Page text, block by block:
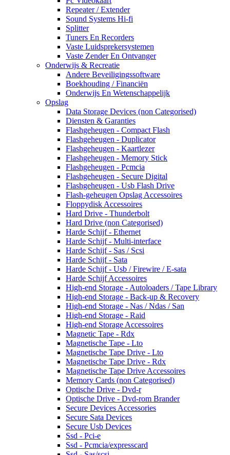
Repeater / Extender
Sound Systems Hi-fi
Splitter
Tuners En Recorders
Vaste Luidsprekersystemen
Vaste Zender En Ontvanger
Onderwijs & Recreatie
Andere Beveiligingssoftware
Boekhouding / Financiën
Onderwijs En Wetenschappelijk
Opslag
Data Storage Devices (non Categorised)
Diensten & Garanties
Flashgeheugen - Compact Flash
Flashgeheugen - Duplicator
Flashgeheugen - Kaartlezer
Flashgeheugen - Memory Stick
Flashgeheugen - Pcmcia
Flashgeheugen - Secure Digital
Flashgeheugen - Usb Flash Drive
Flash-geheugen Opslag Accessoires
Floppydisk Accessoires
Hard Drive - Thunderbolt
Hard Drive (non Categorised)
Harde Schijf - Ethernet
Harde Schijf - Multi-interface
Harde Schijf - Sas / Scsi
Harde Schijf - Sata
Harde Schijf - Usb / Firewire / E-sata
Harde Schijf Accessoires
High-end Storage - Autoloaders / Tape Library
High-end Storage - Back-up & Recovery
High-end Storage - Nas / Ndas / San
High-end Storage - Raid
High-end Storage Accessoires
Magnetic Tape - Rdx
Magnetische Tape - Lto
Magnetische Tape Drive - Lto
Magnetische Tape Drive - Rdx
Magnetische Tape Drive Accessoires
Memory Cards (non Categorised)
Optische Drive - Dvd-r
Optische Drive - Dvd-rom Brander
Secure Devices Accessories
Secure Sata Devices
Secure Usb Devices
Ssd - Pci-e
Ssd - Pcmcia/expresscard